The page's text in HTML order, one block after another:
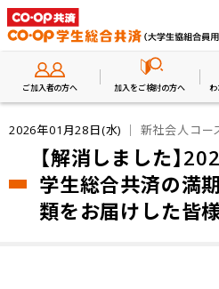
ご加入者の方へ 加入をご検討の方へ
2026年01月28日(水) ｜ 新社会人コー
【解消しました】
学生総合共済の満
類をお届けした皆